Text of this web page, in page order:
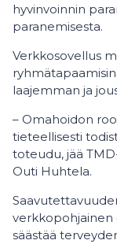
hyvinvoinnin
paranemisesta.
Verkkosovellus
laajemman ja
– Omahoidon
tieteellisesti
toteudu, jää
Outi Huhtela.
säästää